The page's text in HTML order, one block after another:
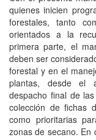
quienes inicien
forestales, tanto
orientados a la
primera parte, el
deben ser
forestal y en el
plantas, desde el
despacho final de
colección de fichas
como prioritarias
zonas de secano. En